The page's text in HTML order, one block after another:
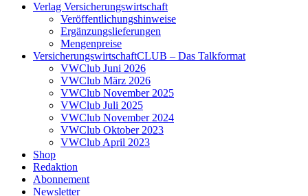
Verlag Versicherungswirtschaft
Veröffentlichungshinweise
Ergänzungslieferungen
Mengenpreise
VersicherungswirtschaftCLUB – Das Talkformat
VWClub Juni 2026
VWClub März 2026
VWClub November 2025
VWClub Juli 2025
VWClub November 2024
VWClub Oktober 2023
VWClub April 2023
Shop
Redaktion
Abonnement
Newsletter